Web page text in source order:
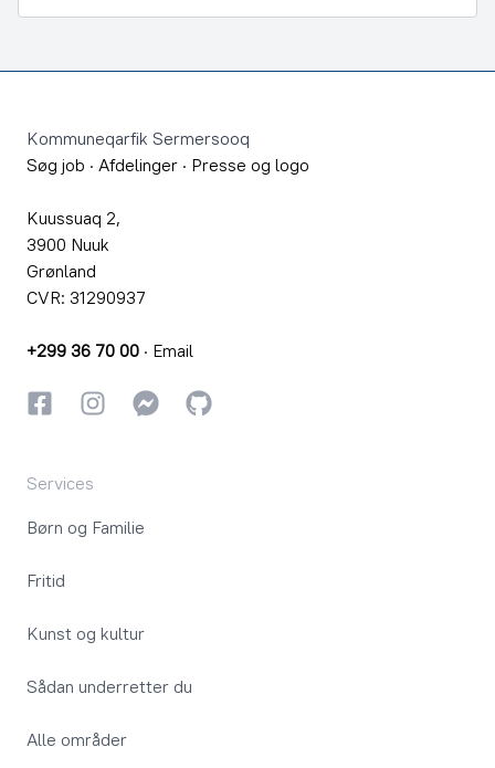
Kommuneqarfik Sermersooq
Søg job · Afdelinger · Presse og logo
Kuussuaq 2,
3900 Nuuk
Grønland
CVR: 31290937
+299 36 70 00 · Email
FacebookInstagramInstagram
GitHub
Services
Børn og Familie
Fritid
Kunst og kultur
Sådan underretter du
Alle områder